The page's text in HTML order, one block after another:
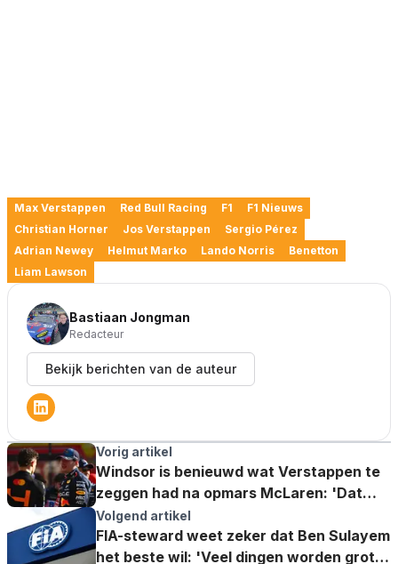
Max Verstappen Red Bull Racing F1
F1 Nieuws
Christian Horner
Jos Verstappen
Sergio Pérez
Adrian Newey
Helmut Marko Lando Norris
Benetton
Liam Lawson
Bastiaan Jongman
Redacteur
Bekijk berichten van de auteur
Vorig artikel
Windsor is benieuwd wat Verstappen te
zeggen had na opmars McLaren: 'Dat
zien we niet'
Volgend artikel
FIA-steward weet zeker dat Ben Sulayem
het beste wil: 'Veel dingen worden groter